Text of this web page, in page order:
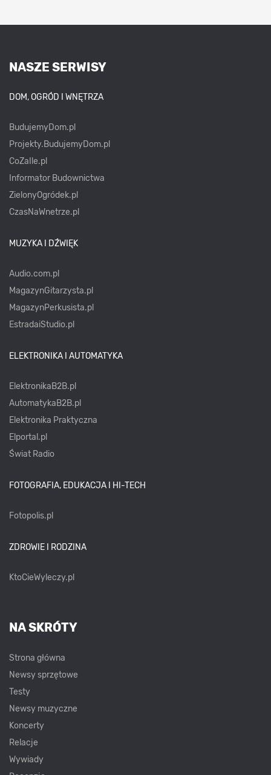
NASZE SERWISY
DOM, OGRÓD I WNĘTRZA
BudujemyDom.pl
Projekty.BudujemyDom.pl
CoZaIle.pl
Informator Budownictwa
ZielonyOgródek.pl
CzasNaWnetrze.pl
MUZYKA I DŹWIĘK
Audio.com.pl
MagazynGitarzysta.pl
MagazynPerkusista.pl
EstradaiStudio.pl
ELEKTRONIKA I AUTOMATYKA
ElektronikaB2B.pl
AutomatykaB2B.pl
Elektronika Praktyczna
Elportal.pl
Świat Radio
FOTOGRAFIA, EDUKACJA I HI-TECH
Fotopolis.pl
ZDROWIE I RODZINA
KtoCieWyleczy.pl
NA SKRÓTY
Strona główna
Newsy sprzętowe
Testy
Newsy muzyczne
Koncerty
Relacje
Wywiady